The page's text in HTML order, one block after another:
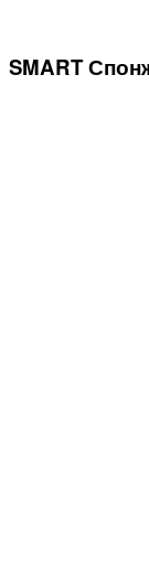
SMART